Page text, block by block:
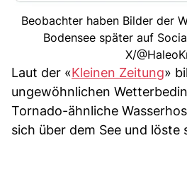
Beobachter haben Bilder der
Bodensee später auf
X/
Laut der «Kleinen Zeitung»
ungewöhnlichen
Tornado-ähnliche
sich über dem See und löste